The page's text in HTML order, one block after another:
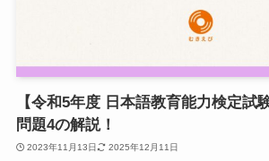
【令和5年度 日本語教育能力検定試
問題4の解説！
2023年11月13日 2025年12月11日